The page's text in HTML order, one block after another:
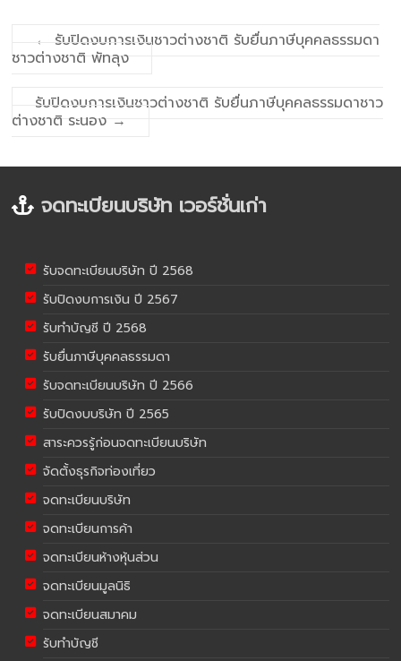
←
รับปิดงบการเงินชาวต่างชาติ รับยื่นภาษีบุคคลธรรมดา
ชาวต่างชาติ พัทลุง
รับปิดงบการเงินชาวต่างชาติ รับยื่นภาษีบุคคลธรรมดาชาว
ต่างชาติ ระนอง →
จดทะเบียนบริษัท เวอร์ชั่นเก่า
รับจดทะเบียนบริษัท ปี 2568
รับปิดงบการเงิน ปี 2567
รับทำบัญชี ปี 2568
รับยื่นภาษีบุคคลธรรมดา
รับจดทะเบียนบริษัท ปี 2566
รับปิดงบบริษัท ปี 2565
สาระควรรู้ก่อนจดทะเบียนบริษัท
จัดตั้งธุรกิจท่องเที่ยว
จดทะเบียนบริษัท
จดทะเบียนการค้า
จดทะเบียนห้างหุ้นส่วน
จดทะเบียนมูลนิธิ
จดทะเบียนสมาคม
รับทำบัญชี